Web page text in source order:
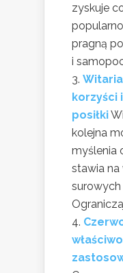
zyskuje
pragną
i
korzyści
posiłki
kolejna
myślenia
stawia na